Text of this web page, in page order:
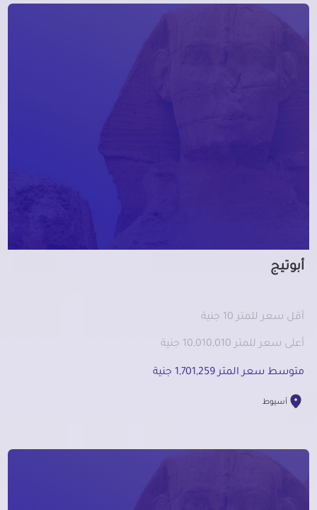
أبوتيج
أقل سعر للمتر 10 جنية
أعلى سعر للمتر 10,010,010 جنية
متوسط سعر المتر 1,701,259 جنية
أسيوط